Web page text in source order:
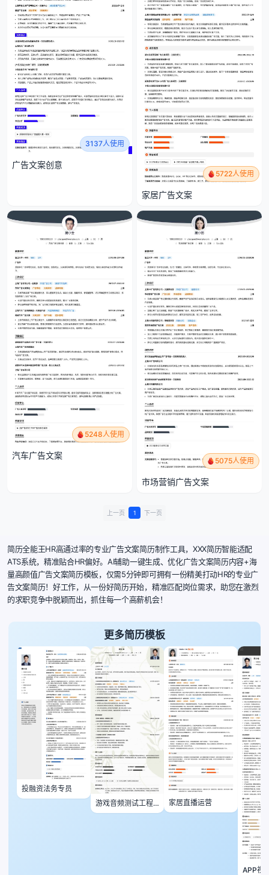
3137人使用
广告文案创意
5722人使用
家居广告文案
5248人使用
汽车广告文案
5075人使用
市场营销广告文案
上一页 1 下一页
简历全能王HR高通过率的专业广告文案简历制作工具，XXX简历智能适配
ATS系统，精准贴合HR偏好。AI辅助一键生成、优化广告文案简历内容+海
量高颜值广告文案简历模板，仅需5分钟即可拥有一份精美打动HR的专业广
告文案简历！好工作，从一份好简历开始，精准匹配岗位需求，助您在激烈
的求职竞争中脱颖而出，抓住每一个高薪机会！
更多简历模板
投融资法务专员
游戏音频测试工程
师
家居直播运营
APP视